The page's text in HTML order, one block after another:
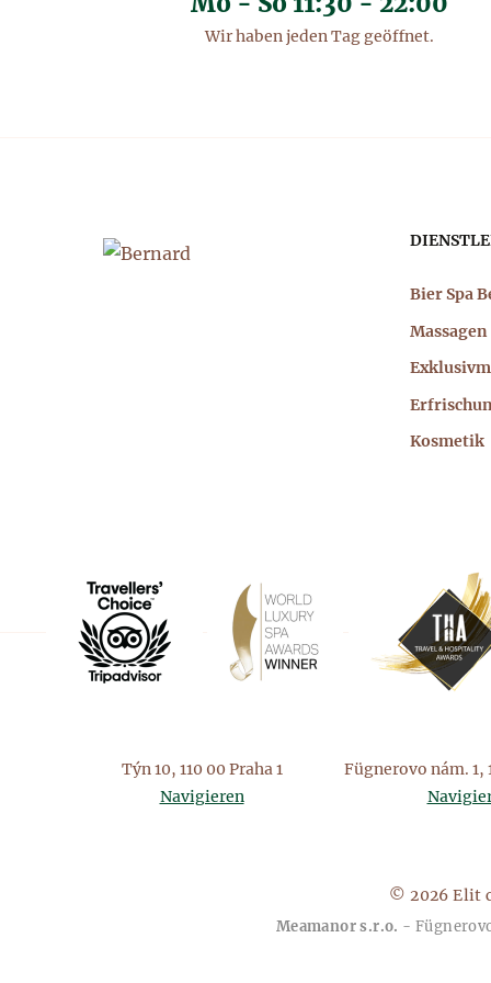
Wir haben jeden Tag geöffnet.
Bier Spa
Massagen
Kosmetik
Týn 10, 110 00 Praha 1
Navigieren
Fügnerovo nám. 1,
© 2026 Elit
Meamanor s.r.o. -